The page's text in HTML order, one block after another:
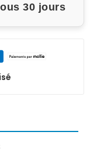
30 jours